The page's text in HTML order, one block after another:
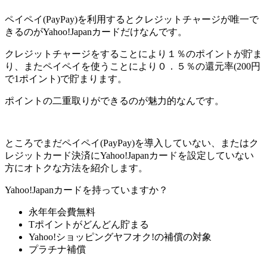
ペイペイ(PayPay)を利用するとクレジットチャージが唯一で
きるのがYahoo!Japanカードだけなんです。
クレジットチャージをすることにより１％のポイントが貯ま
り、またペイペイを使うことにより０．５％の還元率(200円
で1ポイント)で貯まります。
ポイントの二重取りができるのが魅力的なんです。
ところでまだペイペイ(PayPay)を導入していない、またはク
レジットカード決済にYahoo!Japanカードを設定していない
方にオトクな方法を紹介します。
Yahoo!Japanカードを持っていますか？
永年年会費無料
Tポイントがどんどん貯まる
Yahoo!ショッピングヤフオク!の補償の対象
プラチナ補償